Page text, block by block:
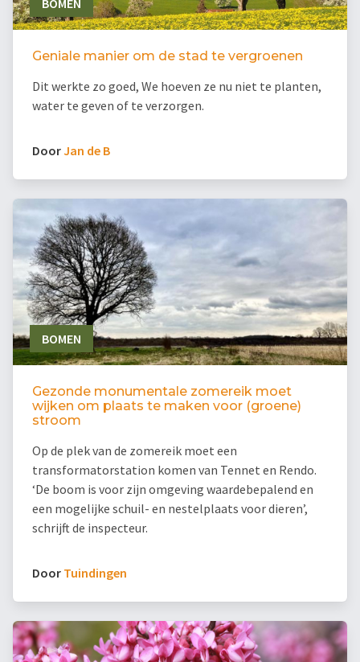
BOMEN
Geniale manier om de stad te vergroenen
Dit werkte zo goed, We hoeven ze nu niet te planten,
water te geven of te verzorgen.
DoorJan de B
BOMEN
Gezonde monumentale zomereik moet
wijken om plaats te maken voor (groene)
stroom
Op de plek van de zomereik moet een
transformatorstation komen van Tennet en Rendo.
‘De boom is voor zijn omgeving waardebepalend en
een mogelijke schuil- en nestelplaats voor dieren’,
schrijft de inspecteur.
Door Tuindingen